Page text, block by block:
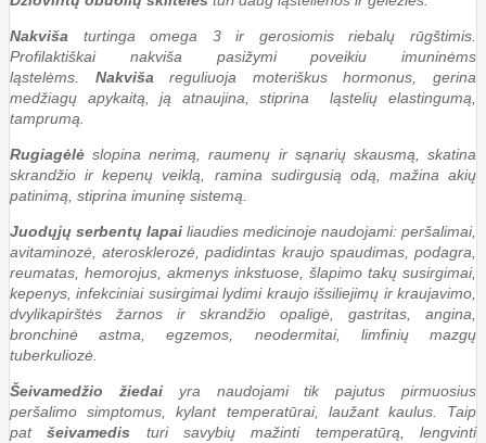
Nakviša turtinga omega 3 ir gerosiomis riebalų rūgštimis.
Profilaktiškai nakviša pasižymi poveikiu imuninėms
ląstelėms. Nakviša reguliuoja moteriškus hormonus, gerina
medžiagų apykaitą, ją atnaujina, stiprina ląstelių elastingumą,
tamprumą.
Rugiagėlėslopina nerimą, raumenų ir sąnarių skausmą, skatina
skrandžio ir kepenų veiklą, ramina sudirgusią odą, mažina akių
patinimą, stiprina imuninę sistemą.
Juodųjų serbentų lapai liaudies medicinoje naudojami: peršalimai,
avitaminozė, aterosklerozė, padidintas kraujo spaudimas, podagra,
reumatas, hemorojus, akmenys inkstuose, šlapimo takų susirgimai,
kepenys, infekciniai susirgimai lydimi kraujo išsiliejimų ir kraujavimo,
dvylikapirštės žarnos ir skrandžio opaligė, gastritas, angina,
bronchinė astma, egzemos, neodermitai, limfinių mazgų
tuberkuliozė.
Šeivamedžio žiedaiyra naudojami tik pajutus pirmuosius
peršalimo simptomus, kylant temperatūrai, laužant kaulus. Taip
patšeivamedis turi savybių mažinti temperatūrą, lengvinti